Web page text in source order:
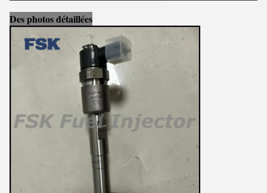
Des photos détaillées